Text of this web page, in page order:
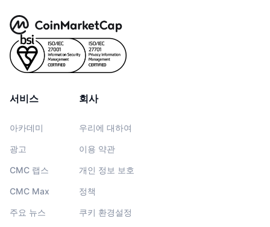
서비스
아카데미
광고
CMC 랩스
CMC Max
주요 뉴스
회사
우리에 대하여
이용 약관
개인 정보 보호
정책
쿠키 환경설정